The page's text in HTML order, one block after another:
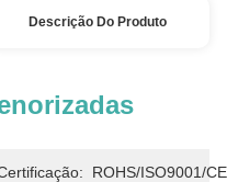
Descrição Do Produto
ROHS/ISO9001/CE